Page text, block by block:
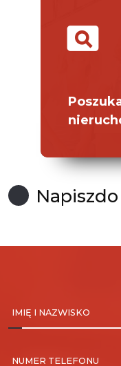
pageview
Napisz
IMIĘ I NAZWISKO
NUMER TELEFONU